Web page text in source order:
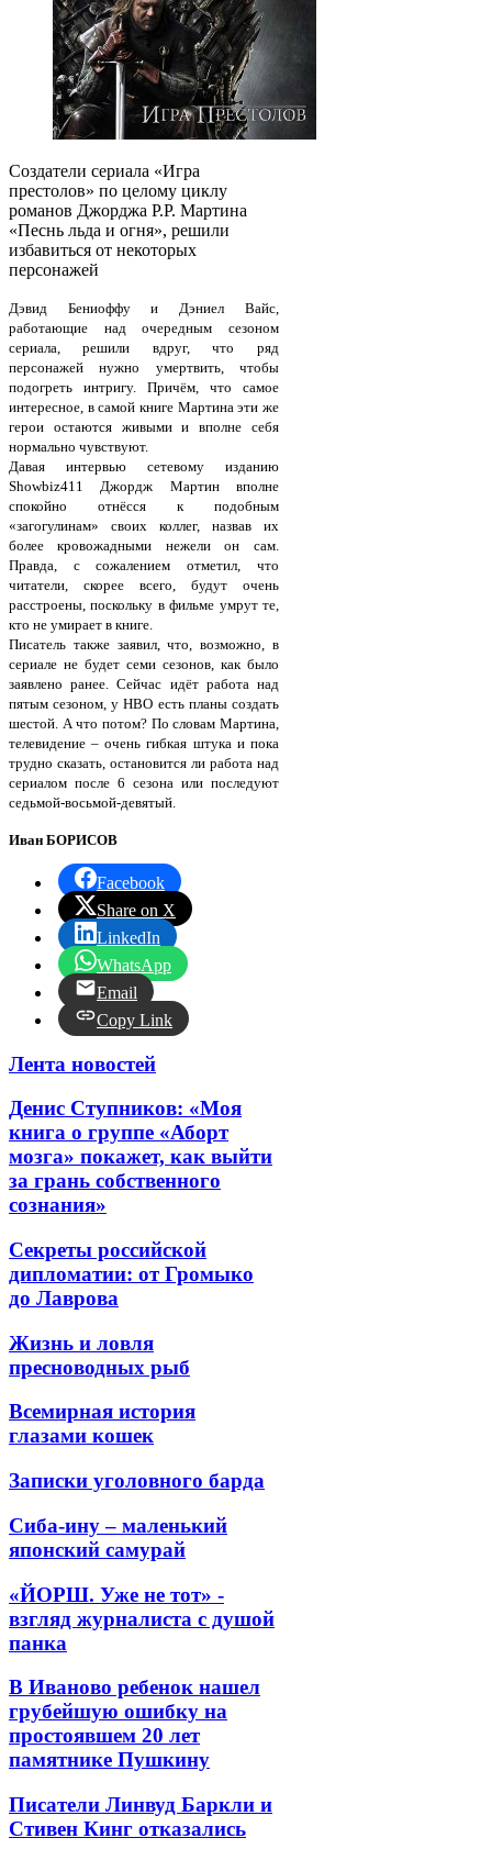
Создатели сериала «Игра
престолов» по целому циклу
романов Джорджа Р.Р. Мартина
«Песнь льда и огня», решили
избавиться от некоторых
персонажей
Дэвид Бениоффу и Дэниел Вайс,
работающие над очередным сезоном
сериала, решили вдруг, что ряд
персонажей нужно умертвить, чтобы
подогреть интригу. Причём, что самое
интересное, в самой книге Мартина эти же
герои остаются живыми и вполне себя
нормально чувствуют.
Давая интервью сетевому изданию
Showbiz411 Джордж Мартин вполне
спокойно отнёсся к подобным
«загогулинам» своих коллег, назвав их
более кровожадными нежели он сам.
Правда, с сожалением отметил, что
читатели, скорее всего, будут очень
расстроены, поскольку в фильме умрут те,
кто не умирает в книге.
Писатель также заявил, что, возможно, в
сериале не будет семи сезонов, как было
заявлено ранее. Сейчас идёт работа над
пятым сезоном, у НВО есть планы создать
шестой. А что потом? По словам Мартина,
телевидение – очень гибкая штука и пока
трудно сказать, остановится ли работа над
сериалом после 6 сезона или последуют
седьмой-восьмой-девятый.
Иван БОРИСОВ
Facebook
Share on X
LinkedIn
WhatsApp
Email
Copy Link
Лента новостей
Денис Ступников: «Моя
книга о группе «Аборт
мозга» покажет, как выйти
за грань собственного
сознания»
Секреты российской
дипломатии: от Громыко
до Лаврова
Жизнь и ловля
пресноводных рыб
Всемирная история
глазами кошек
Записки уголовного барда
Сиба-ину – маленький
японский самурай
«ЙОРШ. Уже не тот» -
взгляд журналиста с душой
панка
В Иваново ребенок нашел
грубейшую ошибку на
простоявшем 20 лет
памятнике Пушкину
Писатели Линвуд Баркли и
Стивен Кинг отказались